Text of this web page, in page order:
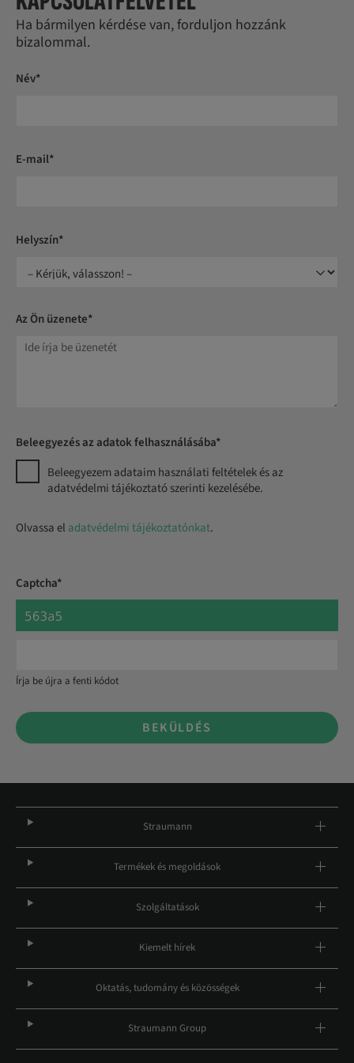
Ha bármilyen kérdése van, forduljon hozzánk
bizalommal.
Név*
E-mail*
Helyszín*
Az Ön üzenete*
Beleegyezés az adatok felhasználásába*
Beleegyezem adataim használati feltételek és az
adatvédelmi tájékoztató szerinti kezelésébe.
Olvassa el adatvédelmi tájékoztatónkat.
Captcha*
Írja be újra a fenti kódot
BEKÜLDÉS
Straumann
Termékek és megoldások
Szolgáltatások
Kiemelt hírek
Oktatás, tudomány és közösségek
Straumann Group